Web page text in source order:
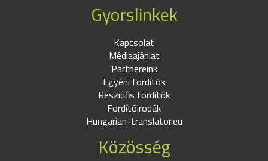
Gyorslinkek
Kapcsolat
Médiaajánlat
Partnereink
Egyéni fordítók
Részidős fordítók
Fordítóirodák
Hungarian-translator.eu
Közösség